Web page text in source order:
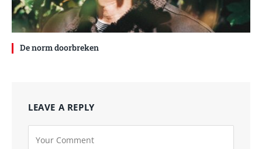
De norm doorbreken
LEAVE A REPLY